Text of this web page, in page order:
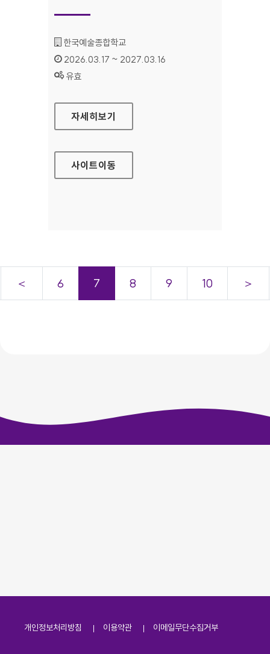
기관명 :
한국예술종합학교
인증기간 :
2026.03.17 ~ 2027.03.16
상태 :
유효
한국예술종합학교 입학정보
자세히보기
사이트이동
＜ 6 7 8 9 10 ＞
개인정보처리방침 이용약관 이메일무단수집거부